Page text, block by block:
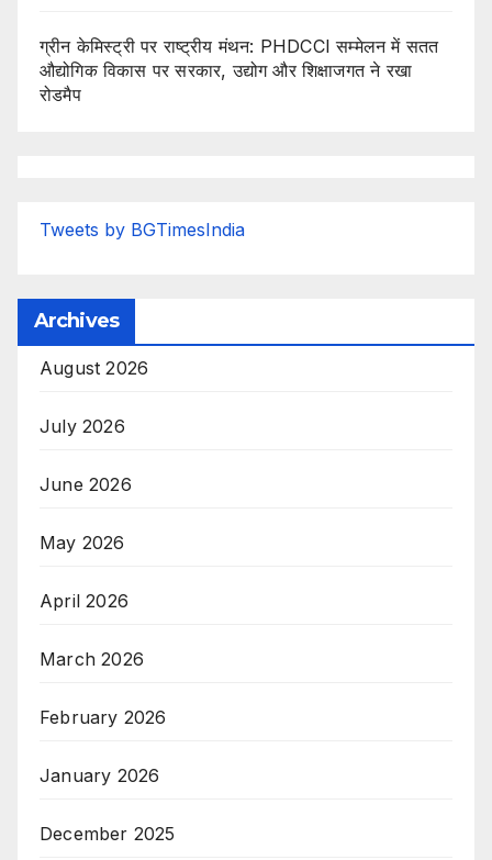
ग्रीन केमिस्ट्री पर राष्ट्रीय मंथन: PHDCCI सम्मेलन में सतत
औद्योगिक विकास पर सरकार, उद्योग और शिक्षाजगत ने रखा
रोडमैप
Tweets by BGTimesIndia
Archives
August 2026
July 2026
June 2026
May 2026
April 2026
March 2026
February 2026
January 2026
December 2025